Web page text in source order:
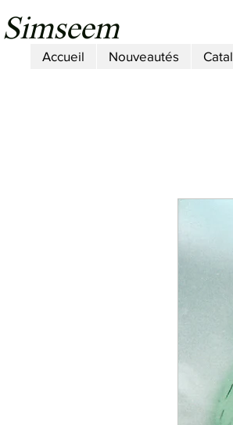
Simseem
Accueil Nouveautés